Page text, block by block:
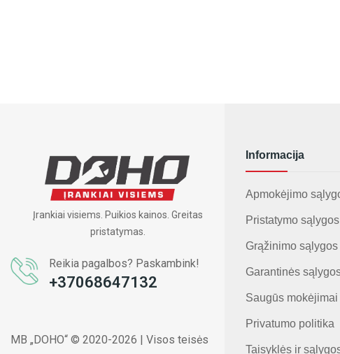
Įrankiai visiems. Puikios kainos. Greitas
pristatymas.
Reikia pagalbos? Paskambink!
+37068647132
MB „DOHO“ © 2020-2026 | Visos teisės
Informacija
Apmokėjimo
Pristatymo sąlygos
Grąžinimo sąlygos
Garantinės
Saugūs mokėjimai
Privatumo politika
Taisyklės ir